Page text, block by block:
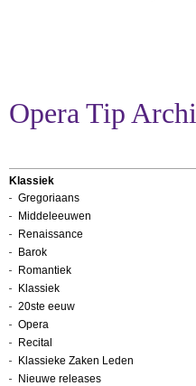
Opera Tip
Klassiek
Gregoriaans
Middeleeuwen
Renaissance
Barok
Romantiek
Klassiek
20ste eeuw
Opera
Recital
Klassieke Zaken Leden
Nieuwe releases